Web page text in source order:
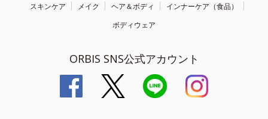
スキンケア メイク ヘア＆ボディ
インナーケア（食品）
ボディウェア
ORBIS SNS公式アカウント